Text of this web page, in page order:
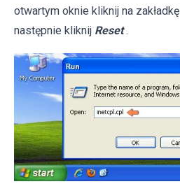
otwartym oknie kliknij na zakładkę
następnie kliknij Reset .